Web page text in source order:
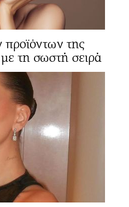
της
τη σωστή σειρά